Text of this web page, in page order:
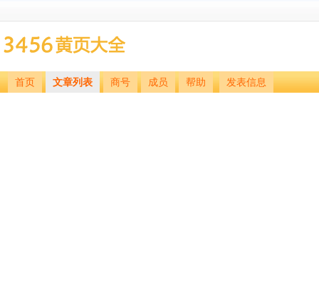
首页 文章列表 商号 成员 帮助 发表信息